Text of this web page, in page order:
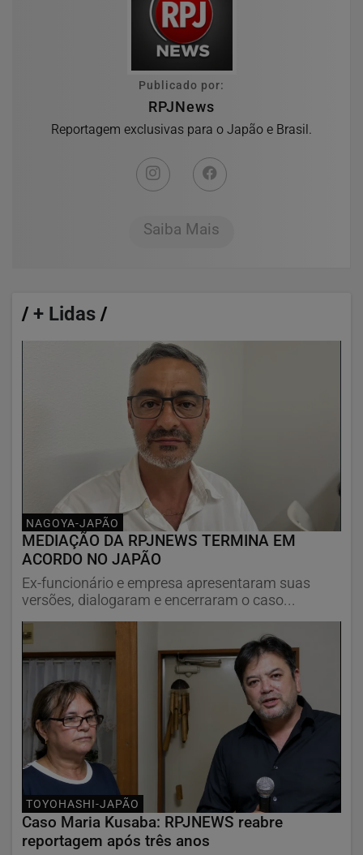
Publicado por:
RPJNews
Reportagem exclusivas para o Japão e Brasil.
Saiba Mais
/ + Lidas /
NAGOYA-JAPÃO
MEDIAÇÃO DA RPJNEWS TERMINA EM
ACORDO NO JAPÃO
Ex-funcionário e empresa apresentaram suas
versões, dialogaram e encerraram o caso...
TOYOHASHI-JAPÃO
Caso Maria Kusaba: RPJNEWS reabre
reportagem após três anos